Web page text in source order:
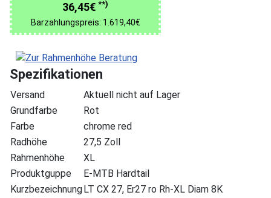
36,45€ **)
Barzahlungspreis: 1.619,40€
Spezifikationen
Versand
Aktuell nicht auf Lager
Grundfarbe
Rot
Farbe
chrome red
Radhöhe
27,5 Zoll
Rahmenhöhe
XL
Produktguppe
E-MTB Hardtail
KurzbezeichnungLT CX 27, Er27 ro Rh-XL Diam 8K